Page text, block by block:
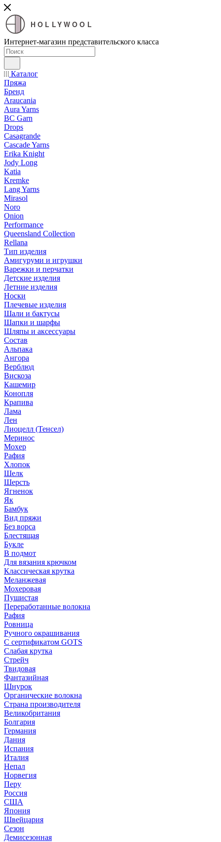
HOLLYWOOL
Интернет-магазин представительского класса
Каталог
Пряжа
Бренд
Araucania
Aura Yarns
BC Garn
Drops
Casagrande
Cascade Yarns
Erika Knight
Jody Long
Katia
Kremke
Lang Yarns
Mirasol
Noro
Onion
Performance
Queensland Collection
Rellana
Тип изделия
Амигуруми и игрушки
Варежки и перчатки
Детские изделия
Летние изделия
Носки
Плечевые изделия
Шали и бактусы
Шапки и шарфы
Шляпы и аксессуары
Состав
Альпака
Ангора
Верблюд
Вискоза
Кашемир
Конопля
Крапива
Лама
Лен
Лиоцелл (Тенсел)
Меринос
Мохер
Рафия
Хлопок
Шелк
Шерсть
Ягненок
Як
Бамбук
Вид пряжи
Без ворса
Блестящая
Букле
В подмот
Для вязания крючком
Классическая крутка
Меланжевая
Мохеровая
Пушистая
Переработанные волокна
Рафия
Ровница
Ручного окрашивания
С сертификатом GOTS
Слабая крутка
Стрейч
Твидовая
Фантазийная
Шнурок
Органические волокна
Страна производителя
Великобритания
Болгария
Германия
Дания
Испания
Италия
Непал
Норвегия
Перу
Россия
США
Япония
Швейцария
Сезон
Демисезонная